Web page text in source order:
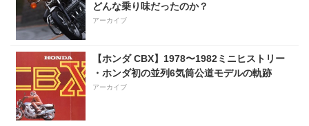
どんな乗り味だったのか？
アーカイブ
【ホンダ CBX】1978〜1982ミニヒストリー
・ホンダ初の並列6気筒公道モデルの軌跡
アーカイブ